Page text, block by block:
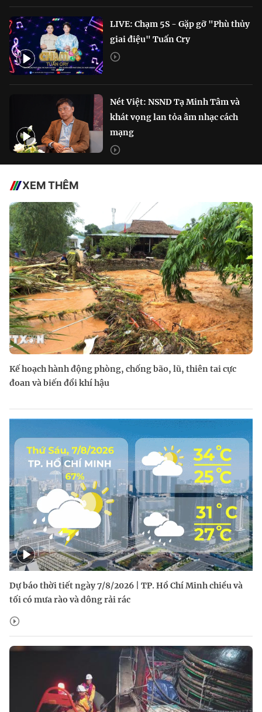
LIVE: Chạm 5S - Gặp gỡ "Phù thủy
giai điệu" Tuấn Cry
Nét Việt: NSND Tạ Minh Tâm và
khát vọng lan tỏa âm nhạc cách
mạng
XEM THÊM
Kế hoạch hành động phòng, chống bão, lũ, thiên tai cực
đoan và biến đổi khí hậu
Dự báo thời tiết ngày 7/8/2026 | TP. Hồ Chí Minh chiều và
tối có mưa rào và dông rải rác